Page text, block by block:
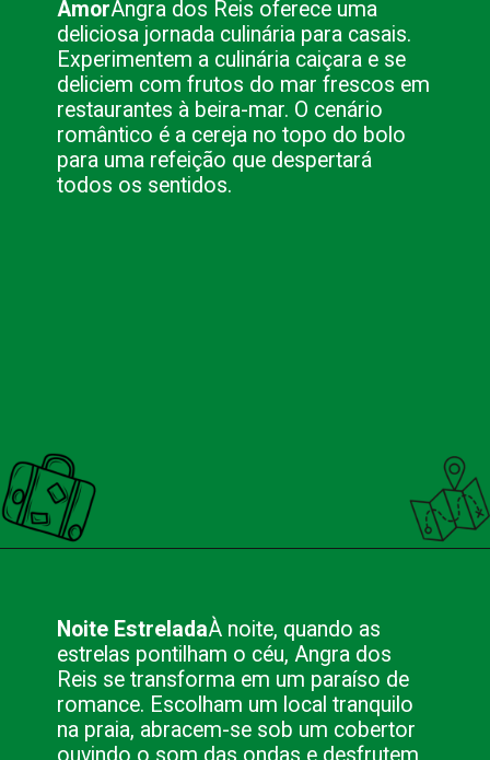
AmorAngra dos Reis oferece uma
deliciosa jornada culinária para casais.
Experimentem a culinária caiçara e se
deliciem com frutos do mar frescos em
restaurantes à beira-mar. O cenário
romântico é a cereja no topo do bolo
para uma refeição que despertará
todos os sentidos.
Noite EstreladaÀ noite, quando as
estrelas pontilham o céu, Angra dos
Reis se transforma em um paraíso de
romance. Escolham um local tranquilo
na praia, abracem-se sob um cobertor